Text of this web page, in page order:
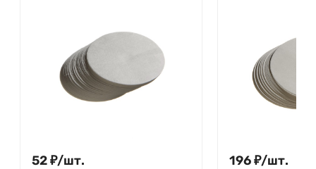
52₽/шт. 196₽/шт.